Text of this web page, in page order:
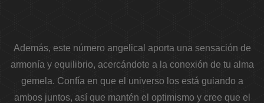
Además, este número angelical aporta una sensación de
armonía y equilibrio, acercándote a la conexión de tu alma
gemela. Confía en que el universo los está guiando a
ambos juntos, así que mantén el optimismo y cree que el